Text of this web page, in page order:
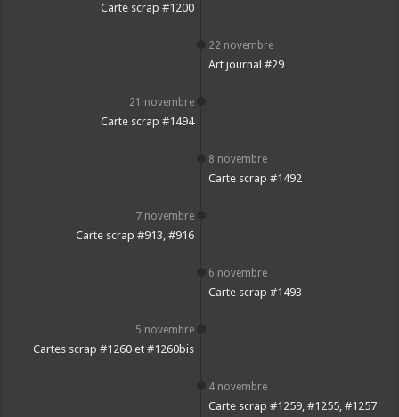
Carte scrap #1200
22 novembre
Art journal #29
21 novembre
Carte scrap #1494
8 novembre
Carte scrap #1492
7 novembre
Carte scrap #913, #916
6 novembre
Carte scrap #1493
5 novembre
Cartes scrap #1260 et #1260bis
4 novembre
Carte scrap #1259, #1255, #1257